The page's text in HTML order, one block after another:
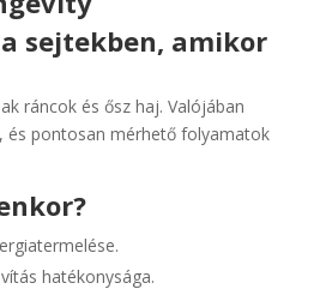
sejtekben, amikor
ráncok és ősz haj. Valójában
és pontosan mérhető folyamatok
hatékonysága.